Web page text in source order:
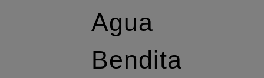
Agua
Bendita